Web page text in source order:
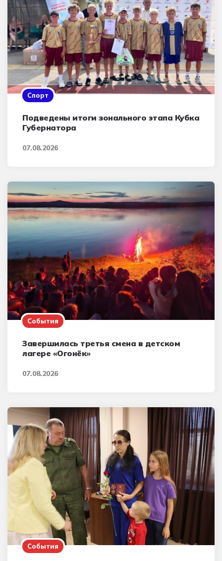
Спорт
Подведены итоги зонального этапа Кубка
Губернатора
07.08.2026
События
Завершилась третья смена в детском
лагере «Огонёк»
07.08.2026
События